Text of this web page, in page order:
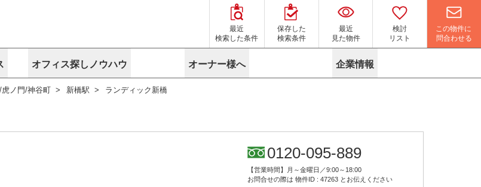
最近
検索した条件
保存した
検索条件
最近
見た物件
検討
リスト
この物件に
問合わせる
埼玉
路線から探す
路線から探す
路線から探す
こだわりから探す
地図から探す
オフィス探しノウハウ
由
オーナー様へ
空室に
物件掲載依頼
蛍光灯の廃止に備えてLED化へ
企業情報
虎ノ門/神谷町 新橋駅 ランディック新橋
0120-095-889
【営業時間】月～金曜日／9:00～18:00
お問合せの際は 物件ID : 47263 とお伝えください